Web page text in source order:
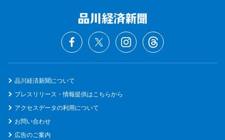
品川経済新聞について
プレスリリース・情報提供はこちらから
アクセスデータの利用について
お問い合わせ
広告のご案内